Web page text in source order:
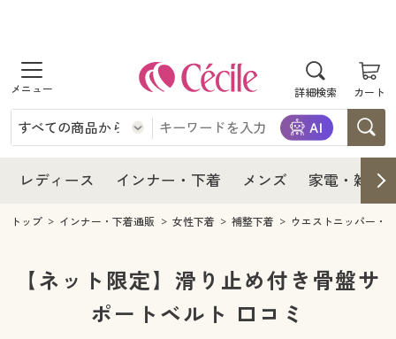
詳細検索 カート
商品を探す
レディース
レディースファッション
女性下着
インナー・下着
インナー・下着通販すべて
女性下着
メンズ
メンズ通販すべて
メンズファッション
家電・雑貨
家電・雑貨すべて
寝具・インテリア・家具
レディース インナー・下着 メンズ 家電・雑貨
レディース
レディース通販すべて
レディースファッション
インナー・下着
インナー・下着通販すべて
ジュニア・ティーンズ下着
メンズ
寝具・インテリア・家具通販すべて
トップ インナー・下着通販 女性下着 補整下着 ウエストニッパー・
【ネット限定】滑り止め付き骨盤サ
ポートベルト 口コミ